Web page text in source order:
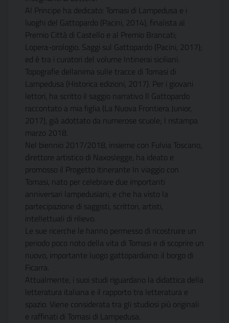
Al Principe ha dedicato: Tomasi di Lampedusa e i
luoghi del Gattopardo (Pacini, 2014), finalista al
Premio Città di Castello e al Premio Brancati;
Lopera-orologio. Saggi sul Gattopardo (Pacini, 2017);
ed è tra i curatori del volume Intinerai siciliani.
Topografie dellanima sulle tracce di Tomasi di
Lampedusa (Historica edizioni, 2017). Per i giovani
lettori, ha scritto il saggio narrativo Il Gattopardo
raccontato a mia figlia (La Nuova Frontiera Junior,
2017), già adottato da numerose scuole; I ristampa
marzo 2018.
Nel biennio 2017/2018, insieme con Fulvia Toscano,
direttore artistico di Naxoslegge, ha ideato e
promosso il Progetto itinerante In viaggio con
Tomasi, nato per celebrare due importanti
anniversari lampedusiani, e che ha visto la
partecipazione di saggisti, scrittori, artisti,
intellettuali di rilievo.
Le sue ricerche le hanno permesso di ricostruire un
periodo poco noto della vita di Tomasi e di scoprire un
nuovo, importante luogo gattopardiano: il borgo di
Ficarra.
Attualmente, i suoi studi riguardano la didattica della
letteratura italiana e il rapporto tra letteratura e
spazio. Viene considerata tra gli studiosi più originali
e raffinati di Tomasi di Lampedusa.